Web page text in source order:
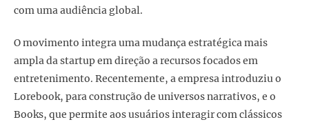
com uma audiência global.
O movimento integra uma mudança estratégica mais
ampla da startup em direção a recursos focados em
entretenimento. Recentemente, a empresa introduziu o
Lorebook, para construção de universos narrativos, e o
Books, que permite aos usuários interagir com clássicos